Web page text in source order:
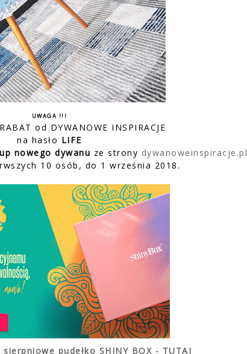
UWAGA !!!
od DYWANOWE INSPIRACJE
na hasło LIFE
nowego dywanu ze strony dywanoweinspiracje.pl
10 osób, do 1 września 2018.
sierpniowe pudełko SHINY BOX - TUTAJ